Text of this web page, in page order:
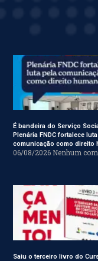
É bandeira do Serviço
Plenária FNDC fortalece
comunicação como direito
06/08/2026 Nenhum
Saiu o terceiro livro do